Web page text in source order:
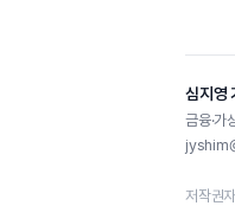
심지영
금융·가
저작권